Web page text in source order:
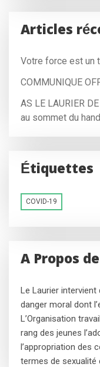
Articles
Votre force est un
COMMUNIQUE
AS LE LAURIER
au sommet du
Étiquettes
COVID-19
A Propos
Le Laurier intervient
danger moral dont
L’Organisation
rang des jeunes
l’appropriation des
termes de sexualité